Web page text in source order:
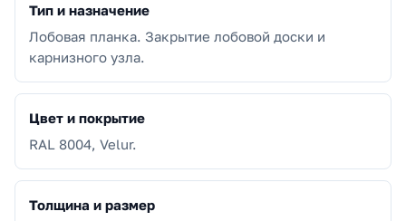
Тип и назначение
Лобовая планка. Закрытие лобовой доски и
карнизного узла.
Цвет и покрытие
RAL 8004, Velur.
Толщина и размер